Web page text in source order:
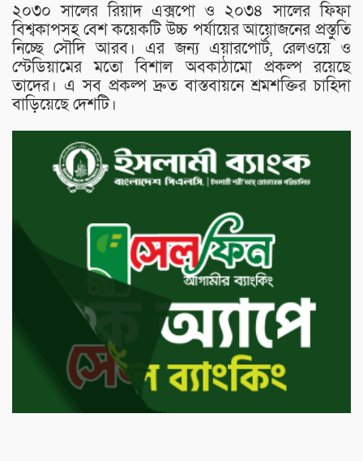
২০৩০ সালের রিয়াদ এক্সপো ও ২০৩৪ সালের ফিফা
বিশ্বকাপসহ বেশ কয়েকটি উচ্চ পর্যায়ের আয়োজনের প্রস্তুতি
নিচ্ছে সৌদি আরব। এর জন্য এয়ারপোর্ট, রেলওয়ে ও
স্টেডিয়ামের মতো বিশাল অবকাঠামো প্রকল্প রয়েছে
তাদের। এ সব প্রকল্প দ্রুত বাস্তবায়নে শ্রমশক্তির চাহিদা
বাড়িয়েছে দেশটি।